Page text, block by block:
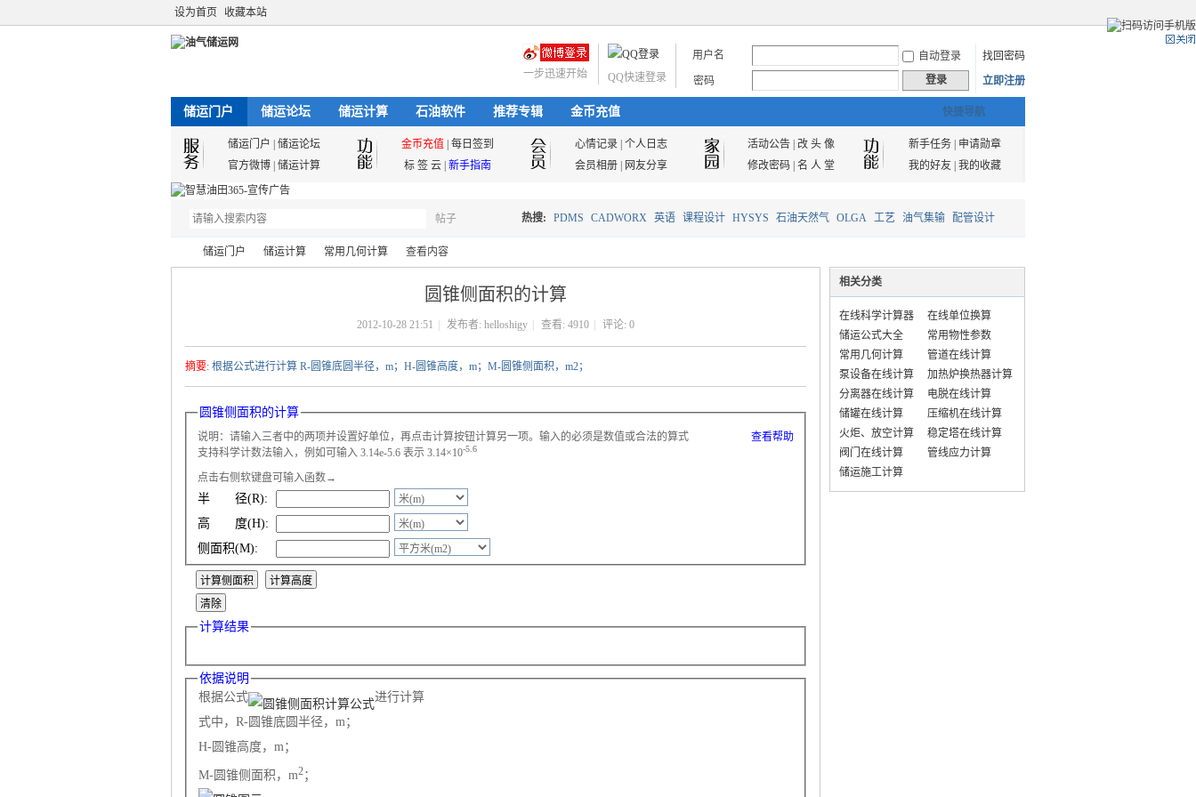
设为首页 收藏本站
用户名 自动登录
找回密码
密码
登录 立即注册
QQ快速登录
一步迅速开始
快捷导航
储运门户 储运论坛 储运计算 石油软件 推荐专辑 金币充值
储运门户 储运论坛 金币充值 每日签到 心情记录 个人日志 活动公告| 改 头 像 新手任务|
申请勋章
官方微博 储运计算 标 签 云 新手指南 会员相册 网友分享 修改密码| 名 人 堂 我的好友| 我的收藏
帖子
索
热搜: PDMS CADWORX 英语 课程设计 HYSYS 石油天然气 OLGA 工艺 油气集输 配管设计
储运门户 储运计算 常用几何计算
›
查看内容
圆锥侧面积的计算
2012-10-28 21:51 发布者: helloshigy 查看: 4910 评论: 0
摘要: 根据公式进行计算 R-圆锥底圆半径，m；H-圆锥高度，m；M-圆锥侧面积，m2；
圆锥侧面积的计算
说明：请输入三者中的两项并设置好单位，再点击计算按钮计算另一项。输入的必须是数值或合法的算式
支持科学计数法输入，例如可输入 3.14e-5.6 表示 3.14×10-5.6
点击右侧软键盘可输入函数→
查看帮助
半 径(R):
高 度(H):
侧面积(M):
计算结果
依据说明
根据公式
进行计算
式中，R-圆锥底圆半径，m；
H-圆锥高度，m；
M-圆锥侧面积，m2；
相关分类
在线科学计算器
在线单位换算
储运公式大全
常用物性参数
常用几何计算
管道在线计算
泵设备在线计算
加热炉换热器计算
分离器在线计算
电脱在线计算
储罐在线计算
压缩机在线计算
火炬、放空计算
稳定塔在线计算
阀门在线计算
管线应力计算
储运施工计算